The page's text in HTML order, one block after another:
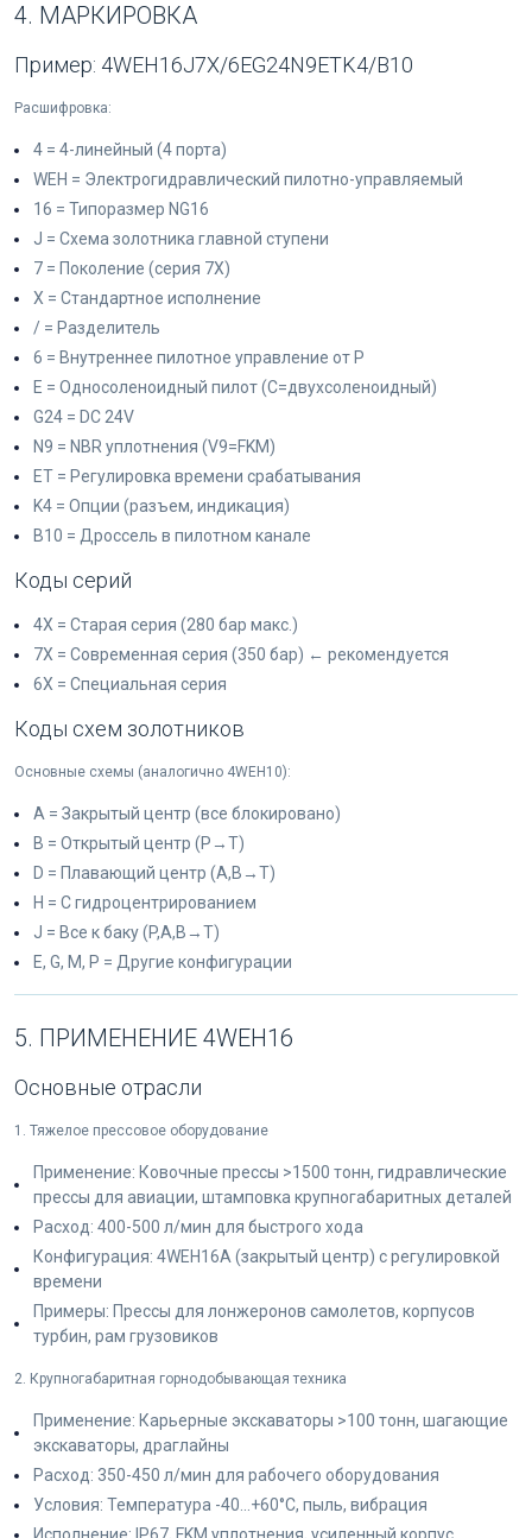
4. МАРКИРОВКА
Пример: 4WEH16J7X/6EG24N9ETK4/B10
Расшифровка:
4 = 4-линейный (4 порта)
WEH = Электрогидравлический пилотно-управляемый
16 = Типоразмер NG16
J = Схема золотника главной ступени
7 = Поколение (серия 7X)
X = Стандартное исполнение
/ = Разделитель
6 = Внутреннее пилотное управление от P
E = Односоленоидный пилот (C=двухсоленоидный)
G24 = DC 24V
N9 = NBR уплотнения (V9=FKM)
ET = Регулировка времени срабатывания
K4 = Опции (разъем, индикация)
B10 = Дроссель в пилотном канале
Коды серий
4X = Старая серия (280 бар макс.)
7X = Современная серия (350 бар) ← рекомендуется
6X = Специальная серия
Коды схем золотников
Основные схемы (аналогично 4WEH10):
A = Закрытый центр (все блокировано)
B = Открытый центр (P→T)
D = Плавающий центр (A,B→T)
H = С гидроцентрированием
J = Все к баку (P,A,B→T)
E, G, M, P = Другие конфигурации
5. ПРИМЕНЕНИЕ 4WEH16
Основные отрасли
1. Тяжелое прессовое оборудование
Применение: Ковочные прессы >1500 тонн, гидравлические
прессы для авиации, штамповка крупногабаритных деталей
Расход: 400-500 л/мин для быстрого хода
Конфигурация: 4WEH16A (закрытый центр) с регулировкой
времени
Примеры: Прессы для лонжеронов самолетов, корпусов
турбин, рам грузовиков
2. Крупногабаритная горнодобывающая техника
Применение: Карьерные экскаваторы >100 тонн, шагающие
экскаваторы, драглайны
Расход: 350-450 л/мин для рабочего оборудования
Условия: Температура -40...+60°C, пыль, вибрация